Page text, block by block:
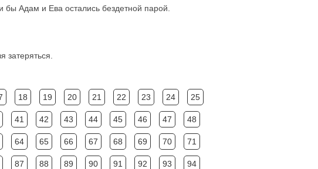
Адам и Ева остались бездетной парой.
затеряться.
18 19 20 21 22 23 24 25
41 42 43 44 45 46 47 48
64 65 66 67 68 69 70 71
87 88 89 90 91 92 93 94